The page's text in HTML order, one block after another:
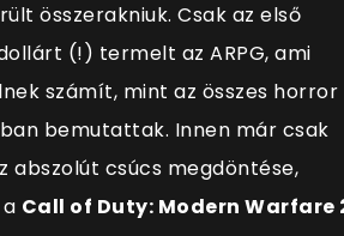
összerakniuk. Csak az első
(!) termelt az ARPG, ami
számít, mint az összes horror
bemutattak. Innen már csak
abszolút csúcs megdöntése,
Call of Duty: Modern Warfare